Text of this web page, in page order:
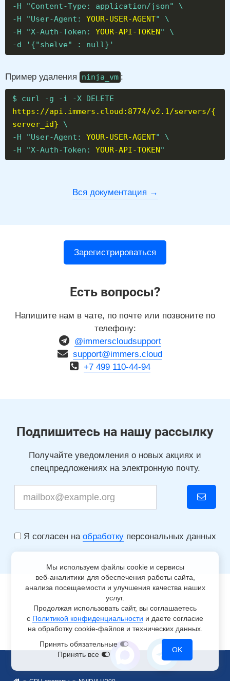
-H "Content-Type: application/json" \
-H "User-Agent: YOUR-USER-AGENT" \
-H "X-Auth-Token: YOUR-API-TOKEN" \
-d '{"shelve" : null}'
Пример удаления ninja_vm :
$ curl -g -i -X DELETE
https://api.immers.cloud:8774/v2.1/servers/{
server_id} \
-H "User-Agent: YOUR-USER-AGENT" \
-H "X-Auth-Token: YOUR-API-TOKEN"
Вся документация
Зарегистрироваться
Есть вопросы?
Напишите нам в чате, по почте или позвоните по
телефону:
@immerscloudsupport
support@immers.cloud
+7 499 110-44-94
Подпишитесь на нашу рассылку
Получайте уведомления о новых акциях и
спецпредложениях на электронную почту.
Я согласен на обработкуперсональных данных
Мы используем файлы cookie и сервисы
веб-аналитики для обеспечения работы сайта,
анализа посещаемости и улучшения качества наших
услуг.
Продолжая использовать сайт, вы соглашаетесь
с Политикой конфиденциальности и даете согласие
на обработку cookie-файлови технических данных.
Принять обязательные
Принять все
OK